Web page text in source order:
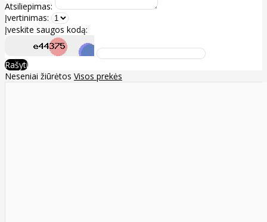
Atsiliepimas:
Įvertinimas:
Įveskite saugos kodą:
Rašyti
Neseniai žiūrėtos Visos prekės